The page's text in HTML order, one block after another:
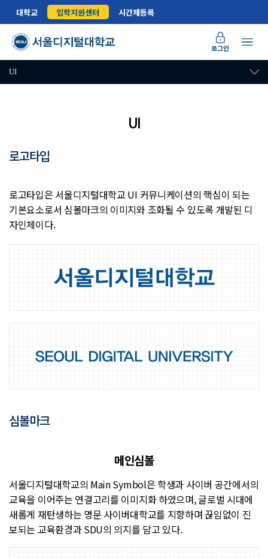
대학교 입학지원센터 시간제등록
로그인
UI
UI
대학 상징(UI) 및 교가
로고타입
로고타입은 서울디지털대학교 UI 커뮤니케이션의 핵심이 되는
기본요소로서 심볼마크의 이미지와 조화될 수 있도록 개발된 디
자인체이다.
심볼마크
메인심볼
서울디지털대학교의 Main Symbol은 학생과 사이버 공간에서의
교육을 이어주는 연결고리를 이미지화 하였으며, 글로벌 시대에
새롭게 재탄생하는 명문 사이버대학교를 지향하며 끊임없이 진
보되는 교육환경과 SDU의 의지를 담고 있다.